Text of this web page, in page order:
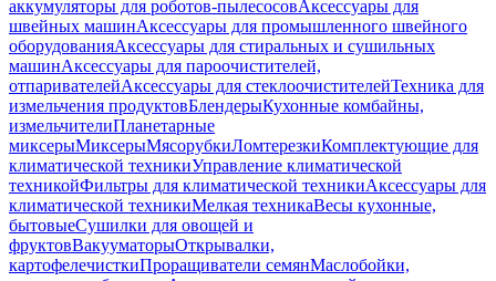
аккумуляторы для роботов-пылесосовАксессуары для
швейных машинАксессуары для промышленного швейного
оборудованияАксессуары для стиральных и сушильных
машинАксессуары для пароочистителей,
отпаривателейАксессуары для стеклоочистителейТехника для
измельчения продуктовБлендерыКухонные комбайны,
измельчителиПланетарные
миксерыМиксерыМясорубкиЛомтерезкиКомплектующие для
климатической техникиУправление климатической
техникойФильтры для климатической техникиАксессуары для
климатической техникиМелкая техникаВесы кухонные,
бытовыеСушилки для овощей и
фруктовВакууматорыОткрывалки,
картофелечисткиПроращиватели семянМаслобойки,